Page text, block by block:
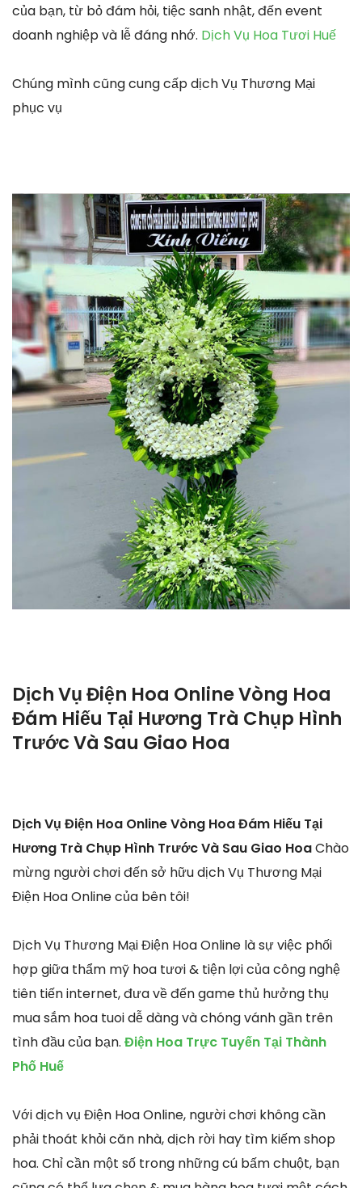
của bạn, từ bỏ đám hỏi, tiệc sanh nhật, đến event
doanh nghiệp và lễ đáng nhớ. Dịch Vụ Hoa Tươi Huế
Chúng mình cũng cung cấp dịch Vụ Thương Mại
phục vụ
Dịch Vụ Điện Hoa Online Vòng Hoa
Đám Hiếu Tại Hương Trà Chụp Hình
Trước Và Sau Giao Hoa
Dịch Vụ Điện Hoa Online Vòng Hoa Đám Hiếu Tại
Hương Trà Chụp Hình Trước Và Sau Giao HoaChào
mừng người chơi đến sở hữu dịch Vụ Thương Mại
Điện Hoa Online của bên tôi!
Dịch Vụ Thương Mại Điện Hoa Online là sự việc phối
hợp giữa thẩm mỹ hoa tươi & tiện lợi của công nghệ
tiên tiến internet, đưa về đến game thủ hưởng thụ
mua sắm hoa tuoi dễ dàng và chóng vánh gần trên
tình đầu của bạn. Điện Hoa Trực Tuyến Tại Thành
Phố Huế
Với dịch vụ Điện Hoa Online, người chơi không cần
phải thoát khỏi căn nhà, dịch rời hay tìm kiếm shop
hoa. Chỉ cần một số trong những cú bấm chuột, bạn